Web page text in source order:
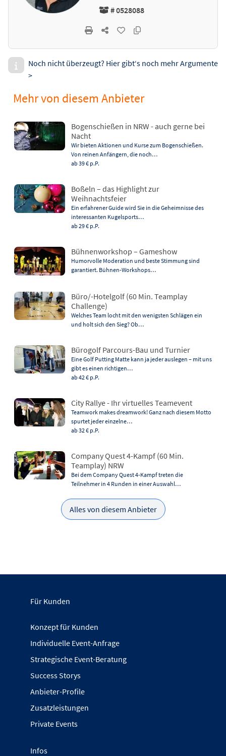
# 0528088
Noch nicht überzeugt? Hier gibt‘s noch mehr Argumente
>
Mehr von diesem Anbieter
Bogenschießen in NRW - auch gerne bei
Nacht
Wir bieten Aktionen und Kurse zum Bogenschießen.
Von reinen Anfängern, die noch…
ab 39 € p.P.
Boßeln – das Highlight zur
Weihnachtsfeier
Ein erfahrener Guide wird Sie in die Geheimnisse des
interessanten Kugelsports…
ab 29 € p.P.
Bühnenworkshop – Gameshow
Humorvolle Moderation und beste Stimmung sind
garantiert. Bühnen-Workshops…
Büro/-Hotelgolf (60 Min. Teamplay
Challenge)
Welches Team locht mit den wenigsten Schlägen ein
und holt sich den Sieg? Ob…
Bürogolf Parcours-Bau und Turnier
Eine Golf Putting Matte kann ja jeder auslegen – mit uns
gibt es einen richtigen…
ab 42 € p.P.
City Rallye - Ihr virtuelles Teamevent
Teamwork makes dreamwork! Ganz nach diesem Motto
spurtet jeder einzelne…
ab 32 € p.P.
Company Quest 4-Kampf (60 Min.
Teamplay) NRW
Bei dem Company Quest 4-Kampf treten die
Teilnehmer in 4 Runden in einer Auswahl…
Alles von diesem Anbieter
Für Kunden
Konzept für Kunden
Individuelle Event-Anfrage
Strategische Event-Beratung
Success Storys
Anbieter-Profile
Zusatzleistungen
Private Events
Infos